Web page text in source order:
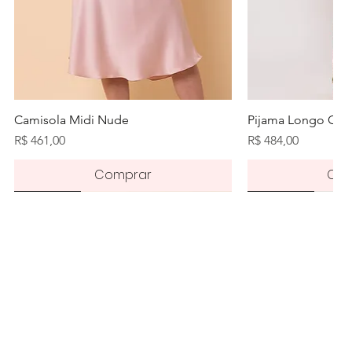
Visualização rápida
Camisola Midi Nude
Preço
R$ 461,00
Comprar
Pijama Longo
Preço
R$ 484,00